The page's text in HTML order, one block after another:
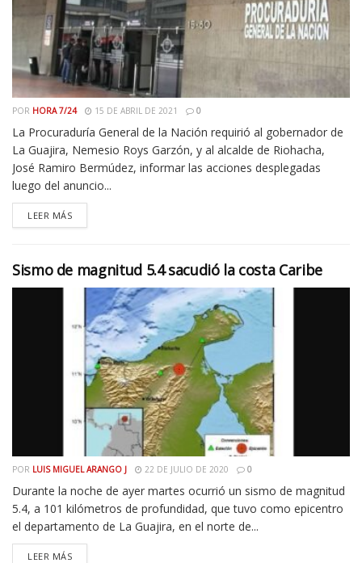
POR HORA 7/24 15 DE ABRIL DE 2021 0
La Procuraduría General de la Nación requirió al gobernador de
La Guajira, Nemesio Roys Garzón, y al alcalde de Riohacha,
José Ramiro Bermúdez, informar las acciones desplegadas
luego del anuncio...
LEER MÁS
Sismo de magnitud 5.4 sacudió la costa Caribe
POR LUIS MIGUEL ARANGO J 22 DE JULIO DE 2020 0
Durante la noche de ayer martes ocurrió un sismo de magnitud
5.4, a 101 kilómetros de profundidad, que tuvo como epicentro
el departamento de La Guajira, en el norte de...
LEER MÁS